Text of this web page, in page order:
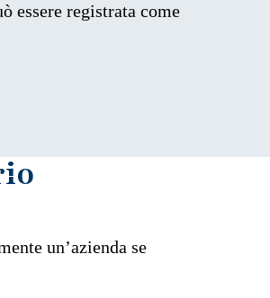
essere registrata come
un’azienda se